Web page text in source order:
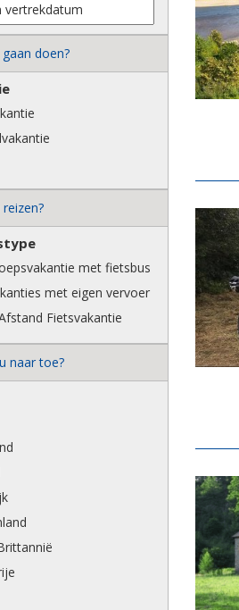
doen?
met fietsbus
met eigen vervoer
Fietsvakantie
naar toe?